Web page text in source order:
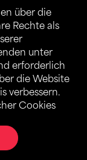
über die
Rechte als
unter
erforderlich
die Website
verbessern.
Cookies